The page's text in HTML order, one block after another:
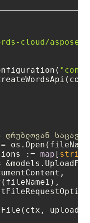
cloud/
:= map [ string